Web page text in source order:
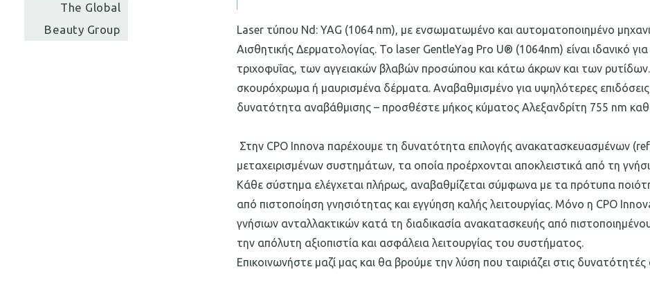
The Global
Beauty Group
Laser τύπου Nd: YAG (1064 nm), με ενσωματωμένο και αυτοματοποιημένο
Aισθητικής Δερματολογίας. Το laser GentleYag Pro U® (1064nm) είναι ιδανικό
τριχοφυΐας, των αγγειακών βλαβών προσώπου και κάτω άκρων και των ρυτίδων.
σκουρόχρωμα ή μαυρισμένα δέρματα. Αναβαθμισμένο για υψηλότερες επιδόσεις
δυνατότητα αναβάθμισης – προσθέστε μήκος κύματος Αλεξανδρίτη 755 nm
Στην CPO Innova παρέχουμε τη δυνατότητα επιλογής ανακατασκευασμένων
μεταχειρισμένων συστημάτων, τα οποία προέρχονται αποκλειστικά από τη
Κάθε σύστημα ελέγχεται πλήρως, αναβαθμίζεται σύμφωνα με τα πρότυπα
από πιστοποίηση γνησιότητας και εγγύηση καλής λειτουργίας. Μόνο η CPO
γνήσιων ανταλλακτικών κατά τη διαδικασία ανακατασκευής από
την απόλυτη αξιοπιστία και ασφάλεια λειτουργίας του συστήματος.
Επικοινωνήστε μαζί μας και θα βρούμε την λύση που ταιριάζει στις δυνατότητές